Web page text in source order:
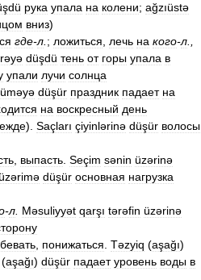
рука упала на колени; ağzıüstə
вниз)
где-л ; ложиться лечь на кого-л
düşdü тень от горы упала в
упали лучи солнца
düşür праздник падает на
на воскресный день
). Saçları çiyinlərinə düşür волосы
выпасть Seçim sənin üzərinə
üzərimə düşür основная нагрузка
-л Məsuliyyət qarşı tərəfin üzərinə
понижаться Təzyiq (aşağı)
(aşağı) düşür падает уровень воды в